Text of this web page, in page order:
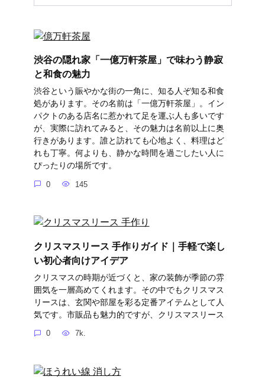
渋谷の隠れ家「一億万軒茶屋」で味わう静寂
と和食の魅力
渋谷という賑やかな街の一角に、知る人ぞ知る和食
処があります。その名前は「一億万軒茶屋」。イン
パクトのある店名に惹かれて足を運ぶ人も多いです
が、実際に訪れてみると、その魅力は名前以上に奥
行きがあります。誰と訪れても心地よく、料理はど
れも丁寧。何よりも、静かな時間を過ごしたい人に
ぴったりの場所です。
0 145
クリスマスリース 手作りガイド｜手軽で楽し
い初心者向けアイデア
クリスマスの時期が近づくと、家の装飾が季節の雰
囲気を一層高めてくれます。その中でもクリスマス
リースは、玄関や部屋を彩る定番アイテムとして人
気です。市販品も魅力的ですが、クリスマスリース
0 7k.